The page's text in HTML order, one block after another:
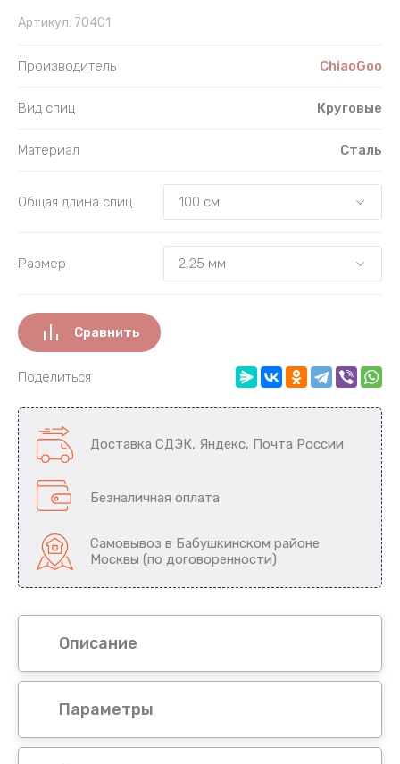
Артикул: 70401
Производитель ChiaoGoo
Вид спиц Круговые
Материал Сталь
Общая длина спиц
Размер
Сравнить
Поделиться
Доставка СДЭК, Яндекс, Почта России
Безналичная оплата
Самовывоз в Бабушкинском районе
Москвы (по договоренности)
Описание
Параметры